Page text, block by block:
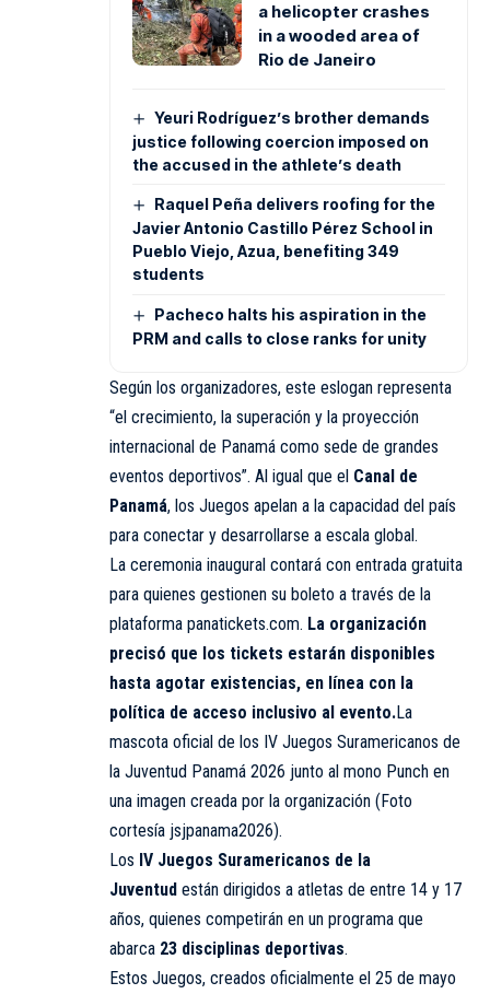
a helicopter crashes
in a wooded area of
Rio de Janeiro
Yeuri Rodríguez’s brother demands
justice following coercion imposed on
the accused in the athlete’s death
Raquel Peña delivers roofing for the
Javier Antonio Castillo Pérez School in
Pueblo Viejo, Azua, benefiting 349
students
Pacheco halts his aspiration in the
PRM and calls to close ranks for unity
Según los organizadores, este eslogan representa
“el crecimiento, la superación y la proyección
internacional de Panamá como sede de grandes
eventos deportivos”. Al igual que el Canal de
Panamá, los Juegos apelan a la capacidad del país
para conectar y desarrollarse a escala global.
La ceremonia inaugural contará con entrada gratuita
para quienes gestionen su boleto a través de la
plataforma panatickets.com. La organización
precisó que los tickets estarán disponibles
hasta agotar existencias, en línea con la
política de acceso inclusivo al evento.La
mascota oficial de los IV Juegos Suramericanos de
la Juventud Panamá 2026 junto al mono Punch en
una imagen creada por la organización (Foto
cortesía jsjpanama2026).
Los IV Juegos Suramericanos de la
Juventud están dirigidos a atletas de entre 14 y 17
años, quienes competirán en un programa que
abarca 23 disciplinas deportivas.
Estos Juegos, creados oficialmente el 25 de mayo